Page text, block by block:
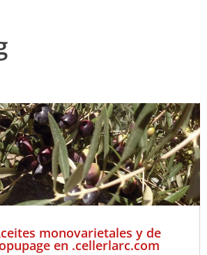
monovarietales y de
en .cellerlarc.com